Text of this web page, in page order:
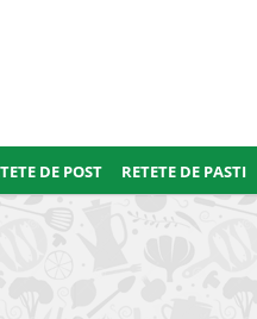
DE POST RETETE DE PASTI